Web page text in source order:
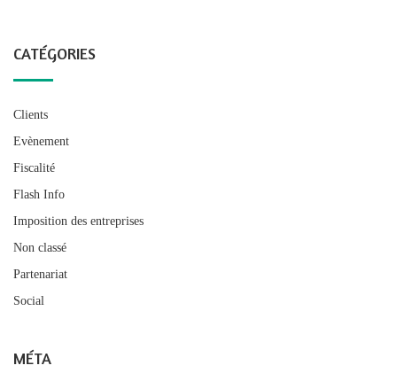
CATÉGORIES
Clients
Evènement
Fiscalité
Flash Info
Imposition des entreprises
Non classé
Partenariat
Social
MÉTA